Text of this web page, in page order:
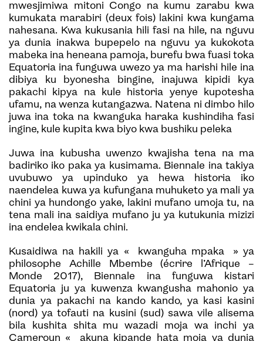
mwesjimiwa mitoni Congo na kumu zarabu kwa
kumukata marabiri (deux fois) lakini kwa kungama
nahesana. Kwa kukusania hili fasi na hile, na nguvu
ya dunia inakwa bupepelo na nguvu ya kukokota
mabeka ina heneana pamoja, burefu bwa fuasi toka
Equatoria ina funguwa uwezo ya ma harishi hile ina
dibiya ku byonesha bingine, inajuwa kipidi kya
pakachi kipya na kule historia yenye kupotesha
ufamu, na wenza kutangazwa. Natena ni dimbo hilo
juwa ina toka na kwanguka haraka kushindiha fasi
ingine, kule kupita kwa biyo kwa bushiku peleka
Juwa ina kubusha uwenzo kwajisha tena na ma
badiriko iko paka ya kusimama. Biennale ina takiya
uvubuwo ya upinduko ya hewa historia iko
naendelea kuwa ya kufungana muhuketo ya mali ya
chini ya hundongo yake, lakini mufano umoja tu, na
tena mali ina saidiya mufano ju ya kutukunia mizizi
ina endelea kwikala chini.
Kusaidiwa na hakili ya « kwanguha mpaka » ya
philosophe Achille Mbembe (écrire l’Afrique –
Monde 2017), Biennale ina funguwa kistari
Equatoria ju ya kuwenza kwangusha mahonio ya
dunia ya pakachi na kando kando, ya kasi kasini
(nord) ya tofauti na kusini (sud) sawa vile alisema
bila kushita shita mu wazadi moja wa inchi ya
Cameroun « akuna kipande hata moja ya dunia